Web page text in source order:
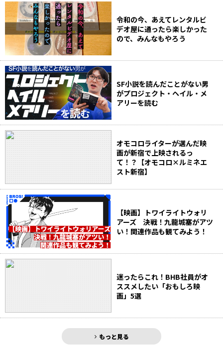
令和の今、あえてレンタルビ
デオ屋に通ったら楽しかった
ので、みんなもやろう
SF小説を読んだことがない男
がプロジェクト・ヘイル・メ
アリーを読む
オモコロライターが選んだ映
画が新宿で上映されるっ
て！？【オモコロ×ルミネエ
スト新宿】
【映画】トワイライトウォリ
アーズ 決戦！九龍城塞がアツ
い！関連作品も観てみよう！
迷ったらこれ！BHB社員がオ
ススメしたい「おもしろ映
画」5選
もっと見る